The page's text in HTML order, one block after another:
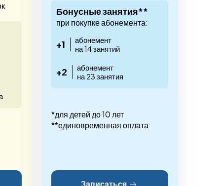
Бонусные занятия**
при покупке абонемента:
+1
абонемент
на 14 занятий
+2
абонемент
на 23 занятия
*для детей до 10 лет
**единовременная оплата
Записаться